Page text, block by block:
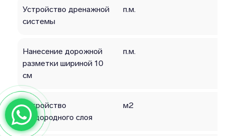
Устройство дренажной
системы
п.м.
Нанесение дорожной
разметки шириной 10
см
п.м.
Устройство
плодородного слоя
м2